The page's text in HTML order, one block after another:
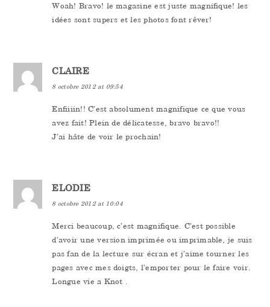
Woah! Bravo! le magasine est juste magnifique! les
idées sont supers et les photos font rêver!
CLAIRE
8 octobre 2012 at 09:54
Enfiiiin!! C’est absolument magnifique ce que vous
avez fait! Plein de délicatesse, bravo bravo!!
J’ai hâte de voir le prochain!
ELODIE
8 octobre 2012 at 10:04
Merci beaucoup, c’est magnifique. C’est possible
d’avoir une version imprimée ou imprimable, je suis
pas fan de la lecture sur écran et j’aime tourner les
pages avec mes doigts, l’emporter pour le faire voir.
Longue vie a Knot .